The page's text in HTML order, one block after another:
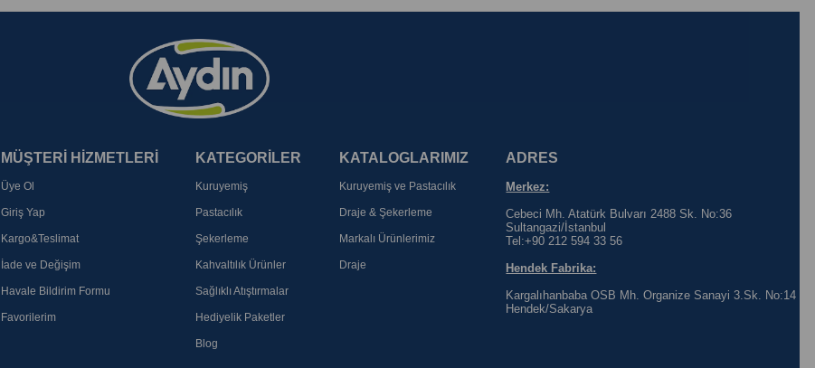
MÜŞTERİ HİZMETLERİ
Üye Ol
Giriş Yap
Kargo&Teslimat
İade ve Değişim
Havale Bildirim Formu
Favorilerim
KATEGORİLER
Kuruyemiş
Pastacılık
Şekerleme
Kahvaltılık Ürünler
Sağlıklı Atıştırmalar
Hediyelik Paketler
Blog
KATALOGLARIMIZ
Kuruyemiş ve Pastacılık
Draje & Şekerleme
Markalı Ürünlerimiz
Draje
ADRES
Merkez:
Cebeci Mh. Atatürk Bulvarı 2488 Sk. No:36
Sultangazi/İstanbul
Tel:+90 212 594 33 56
Hendek Fabrika:
Kargalıhanbaba OSB Mh. Organize Sanayi 3.Sk. No:14
Hendek/Sakarya